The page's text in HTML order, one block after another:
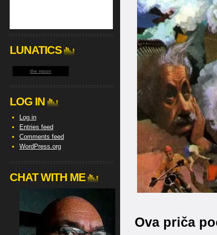
Ova priča
LUNATICS
the moon
LOG IN
Log in
Entries feed
Comments feed
WordPress.org
CHAT WITH ME